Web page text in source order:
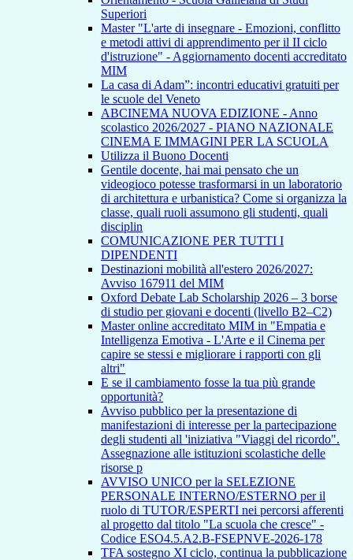
Superiori
Master "L'arte di insegnare - Emozioni, conflitto
e metodi attivi di apprendimento per il II ciclo
d'istruzione" - Aggiornamento docenti accreditato
MIM
La casa di Adam”: incontri educativi gratuiti per
le scuole del Veneto
ABCINEMA NUOVA EDIZIONE - Anno
scolastico 2026/2027 - PIANO NAZIONALE
CINEMA E IMMAGINI PER LA SCUOLA
Utilizza il Buono Docenti
Gentile docente, hai mai pensato che un
videogioco potesse trasformarsi in un laboratorio
di architettura e urbanistica? Come si organizza la
classe, quali ruoli assumono gli studenti, quali
disciplin
COMUNICAZIONE PER TUTTI I
DIPENDENTI
Destinazioni mobilità all'estero 2026/2027:
Avviso 167911 del MIM
Oxford Debate Lab Scholarship 2026 – 3 borse
di studio per giovani e docenti (livello B2–C2)
Master online accreditato MIM in "Empatia e
Intelligenza Emotiva - L'Arte e il Cinema per
capire se stessi e migliorare i rapporti con gli
altri"
E se il cambiamento fosse la tua più grande
opportunità?
Avviso pubblico per la presentazione di
manifestazioni di interesse per la partecipazione
degli studenti all 'iniziativa "Viaggi del ricordo".
Assegnazione alle istituzioni scolastiche delle
risorse p
AVVISO UNICO per la SELEZIONE
PERSONALE INTERNO/ESTERNO per il
ruolo di TUTOR/ESPERTI nei percorsi afferenti
al progetto dal titolo "La scuola che cresce" -
Codice ESO4.5.A2.B-FSEPNVE-2026-178
TFA sostegno XI ciclo, continua la pubblicazione